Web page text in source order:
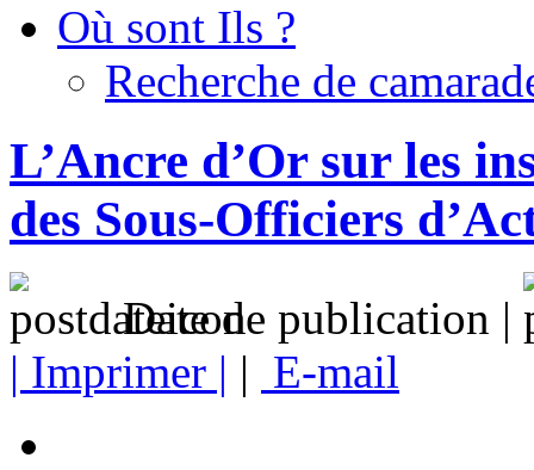
Où sont Ils ?
Recherche de
L’Ancre d’Or sur les
des Sous-Officiers
Date de publication |
| Imprimer | | E-mail